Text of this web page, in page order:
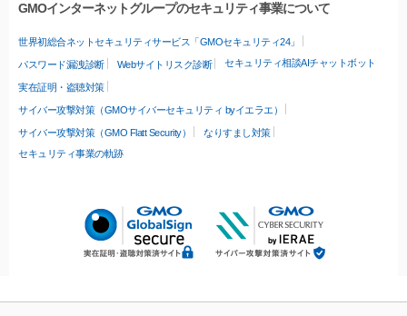
GMOインターネットグループのセキュリティ事業について
世界初総合ネットセキュリティサービス「GMOセキュリティ24」
パスワード漏洩診断 Webサイトリスク診断 セキュリティ相談AIチャットボット
実在証明・盗聴対策
サイバー攻撃対策（GMOサイバーセキュリティ byイエラエ）
サイバー攻撃対策（GMO Flatt Security）
なりすまし対策
セキュリティ事業の軌跡